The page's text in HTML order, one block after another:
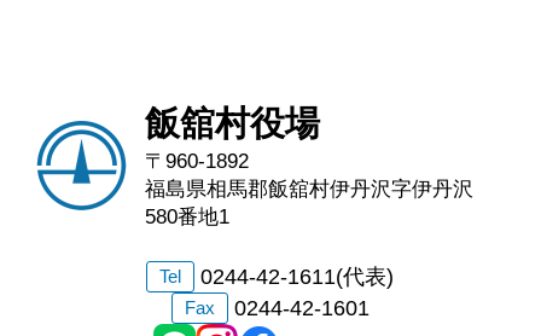
飯舘村役場
〒960-1892
福島県相馬郡飯舘村伊丹沢字伊丹沢
580番地1
Tel 0244-42-1611(代表)
Fax 0244-42-1601